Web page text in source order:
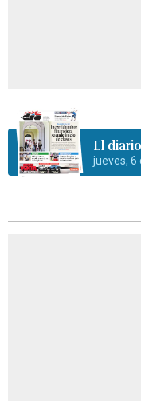
El
jueves, 6